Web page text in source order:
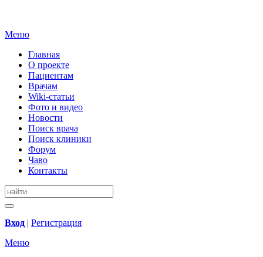
Меню
Главная
О проекте
Пациентам
Врачам
Wiki-статьи
Фото и видео
Новости
Поиск врача
Поиск клиники
Форум
Чаво
Контакты
Вход | Регистрация
Меню